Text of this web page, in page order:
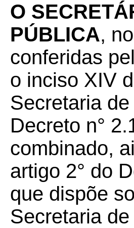
O
PÚBLICA,
conferidas
o inciso XIV
Secretaria
Decreto n°
combinado,
artigo 2° do
que dispõe
Secretaria